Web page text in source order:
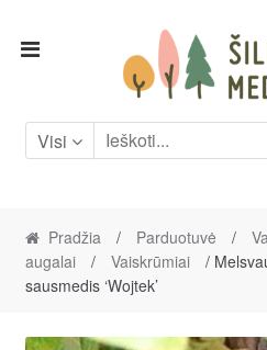
Skip
Skip
Visi
Pradžia / Parduotuvė /
augalai
/ Vaiskrūmiai
/
sausmedis ‘Wojtek’